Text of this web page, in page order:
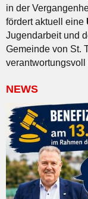
in der
fördert aktuell eine
Jugendarbeit und
Gemeinde von St.
NEWS